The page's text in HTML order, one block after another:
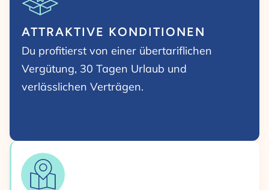
ATTRAKTIVE KONDITIONEN
Du profitierst von einer übertariflichen
Vergütung, 30 Tagen Urlaub und
verlässlichen Verträgen.